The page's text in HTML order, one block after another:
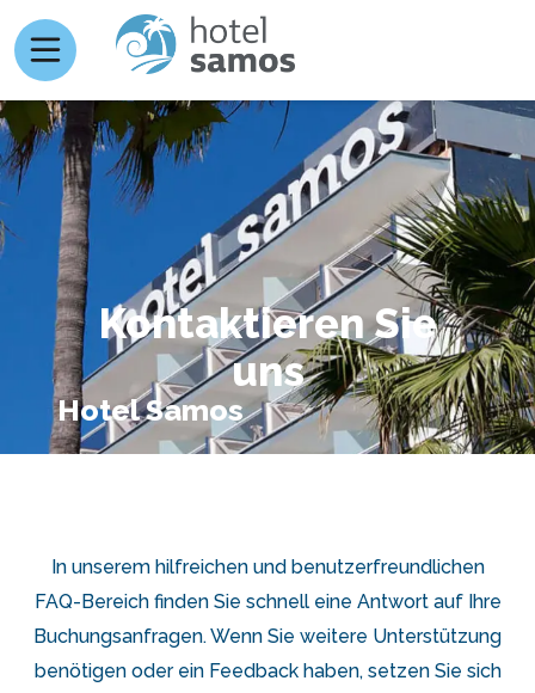
Kontaktieren Sie
uns
Hotel Samos
In unserem hilfreichen und benutzerfreundlichen
FAQ-Bereich finden Sie schnell eine Antwort auf Ihre
Buchungsanfragen. Wenn Sie weitere Unterstützung
benötigen oder ein Feedback haben, setzen Sie sich